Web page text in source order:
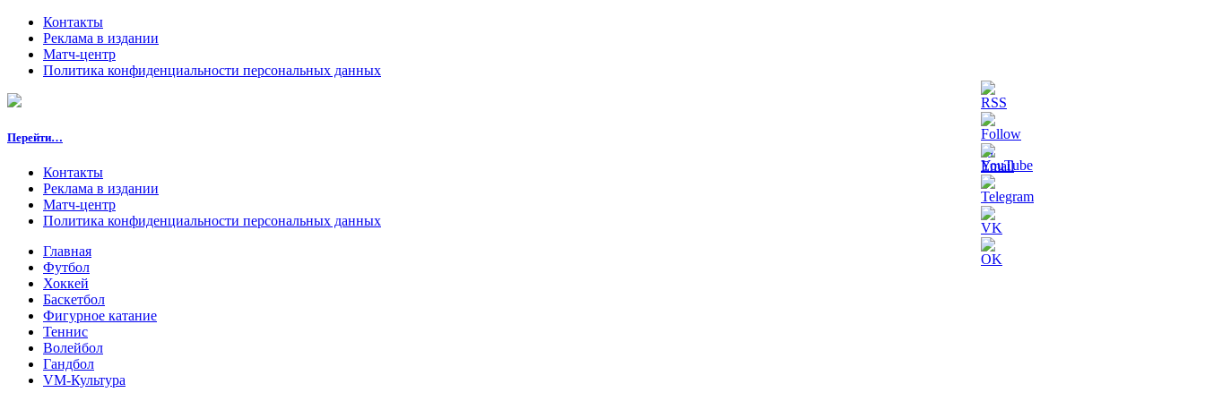
Контакты
Реклама в издании
Матч-центр
Политика конфиденциальности персональных данных
Перейти…
Контакты
Реклама в издании
Матч-центр
Политика конфиденциальности персональных данных
Главная
Футбол
Хоккей
Баскетбол
Фигурное катание
Теннис
Волейбол
Гандбол
VM-Культура